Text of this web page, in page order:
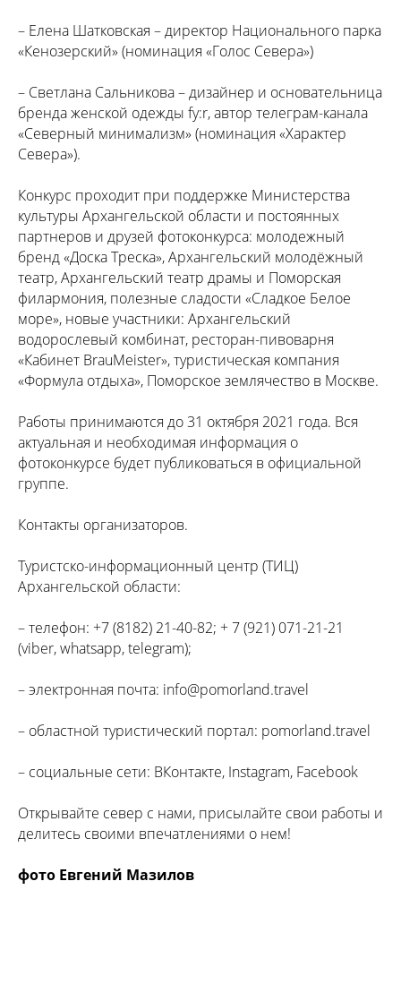
– Елена Шатковская – директор Национального парка
«Кенозерский» (номинация «Голос Севера»)
– Светлана Сальникова – дизайнер и основательница
бренда женской одежды fy:r, автор телеграм-канала
«Северный минимализм» (номинация «Характер
Севера»).
Конкурс проходит при поддержке Министерства
культуры Архангельской области и постоянных
партнеров и друзей фотоконкурса: молодежный
бренд «Доска Треска», Архангельский молодёжный
театр, Архангельский театр драмы и Поморская
филармония, полезные сладости «Сладкое Белое
море», новые участники: Архангельский
водорослевый комбинат, ресторан-пивоварня
«Кабинет BrauMeister», туристическая компания
«Формула отдыха», Поморское землячество в Москве.
Работы принимаются до 31 октября 2021 года. Вся
актуальная и необходимая информация о
фотоконкурсе будет публиковаться в официальной
группе.
Контакты организаторов.
Туристско-информационный центр (ТИЦ)
Архангельской области:
– телефон: +7 (8182) 21-40-82; + 7 (921) 071-21-21
(viber, whatsapp, telegram);
– электронная почта: info@pomorland.travel
– областной туристический портал: pomorland.travel
– социальные сети: ВКонтакте, Instagram, Facebook
Открывайте север с нами, присылайте свои работы и
делитесь своими впечатлениями о нем!
фото Евгений Мазилов